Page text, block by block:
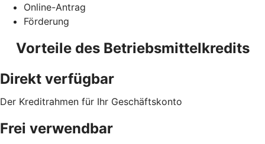
Online-Antrag
Förderung
Vorteile des Betriebsmittelkredits
Direkt verfügbar
Der Kreditrahmen für Ihr Geschäftskonto
Frei verwendbar